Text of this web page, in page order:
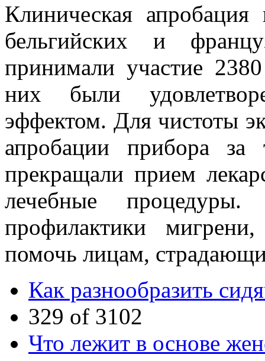
Клиническая
бельгийских и
принимали участие
них были
эффектом. Для чистоты
апробации прибора за
прекращали прием
лечебные
профилактики
помочь лицам,
Как разнообразить
329 of 3102
Что лежит в основе